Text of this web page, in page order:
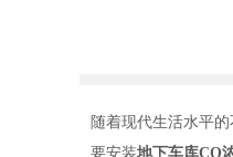
随着现代生活水平
要安装地下车库CO